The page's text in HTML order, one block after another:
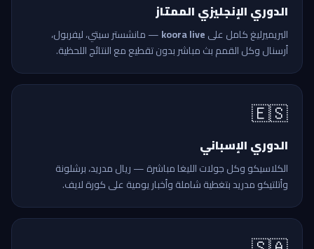
الدوري الإنجليزي الممتاز
البريميرليغ كامل علىkoora live— مانشستر سيتي، ليفربول،
أرسنال وكل القمم بث مباشر بدون تقطيع مع النتائج اللحظية.
🇪🇸
الدوري الإسباني
الكلاسيكو وكل جولات الليغا مباشرة — ريال مدريد، برشلونة
وأتلتيكو مدريد بتغطية شاملة وأخبار يومية على كورة لايف.